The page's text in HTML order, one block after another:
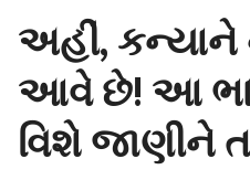
અહીં, કન્યાને
આવે છે! આ
વિશે જાણીને